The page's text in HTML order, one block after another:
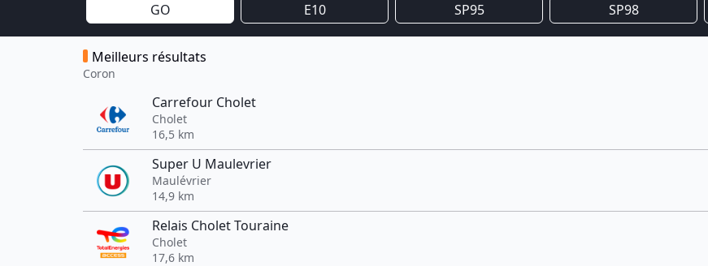
GO E10 SP95 SP98
Meilleurs résultats
Coron
Carrefour Cholet
Cholet
16,5 km
Super U Maulevrier
Maulévrier
14,9 km
Relais Cholet Touraine
Cholet
17,6 km